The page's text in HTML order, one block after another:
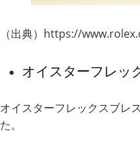
（出典）https://
オイスターフレッ
オイスターフレックスブレ
た。